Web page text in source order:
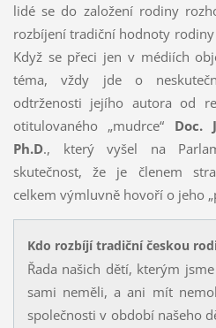
lidé se do založení rodiny
rozbíjení tradiční hodnoty
Když se přeci jen v médiích
téma, vždy jde o
odtrženosti jejího autora od
otitulovaného „mudrce“ Doc.
Ph.D., který vyšel na
skutečnost, že je členem
celkem výmluvně hovoří o jeho
Kdo rozbíjí tradiční českou
Řada našich dětí, kterým
sami neměli, a ani mít
společnosti v období našeho